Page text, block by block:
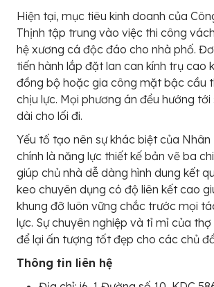
Hiện tại, mục tiêu kinh doanh của
Thịnh tập trung vào việc thi công
hệ xương cá độc đáo cho nhà phố.
tiến hành lắp đặt lan can kính trụ cao
đồng bộ hoặc gia công mặt bậc cầu
chịu lực. Mọi phương án đều hướng tới
dài cho lối đi.
Yếu tố tạo nên sự khác biệt của Nhân
chính là năng lực thiết kế bản vẽ ba
giúp chủ nhà dễ dàng hình dung kết
keo chuyên dụng có độ liên kết cao
khung đỡ luôn vững chắc trước mọi
lực. Sự chuyên nghiệp và tỉ mỉ của
để lại ấn tượng tốt đẹp cho các chủ
Thông tin liên hệ